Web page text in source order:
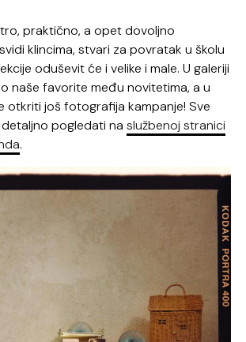
praktično, a opet dovoljno
klincima, stvari za povratak u školu
oduševit će i velike i male. U galeriji
naše favorite među novitetima, a u
otkriti još fotografija kampanje! Sve
pogledati naslužbenoj stranici
.